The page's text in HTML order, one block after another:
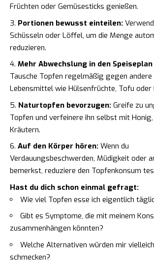
Früchten oder Gemüsesticks genießen.
Portionen bewusst einteilen:
Schüsseln oder Löffel, um die Menge
reduzieren.
Mehr Abwechslung in den
Tausche Topfen regelmäßig gegen
Lebensmittel wie Hülsenfrüchte, Tofu oder
Naturtopfen bevorzugen: Greife zu
Topfen und verfeinere ihn selbst mit
Kräutern.
Auf den Körper hören: Wenn du
Verdauungsbeschwerden, Müdigkeit oder
bemerkst, reduziere den Topfenkonsum
Hast du dich schon einmal gefragt:
Wie viel Topfen esse ich eigentlich
Gibt es Symptome, die mit meinem
zusammenhängen könnten?
Welche Alternativen würden mir
schmecken?